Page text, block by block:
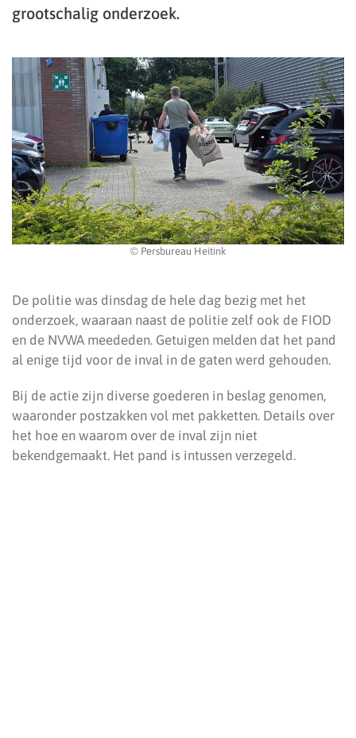
grootschalig onderzoek.
© Persbureau Heitink
De politie was dinsdag de hele dag bezig met het
onderzoek, waaraan naast de politie zelf ook de FIOD
en de NVWA meededen. Getuigen melden dat het pand
al enige tijd voor de inval in de gaten werd gehouden.
Bij de actie zijn diverse goederen in beslag genomen,
waaronder postzakken vol met pakketten. Details over
het hoe en waarom over de inval zijn niet
bekendgemaakt. Het pand is intussen verzegeld.